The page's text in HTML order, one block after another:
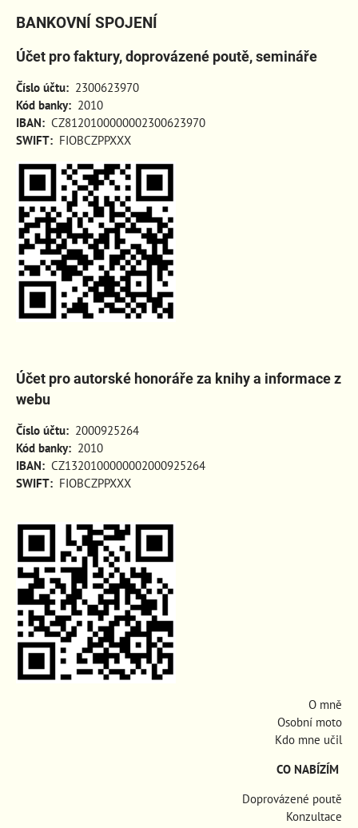
BANKOVNÍ SPOJENÍ
Účet pro faktury, doprovázené poutě, semináře
Číslo účtu: 2300623970
Kód banky: 2010
IBAN: CZ8120100000002300623970
SWIFT: FIOBCZPPXXX
Účet pro autorské honoráře za knihy a informace z
webu
Číslo účtu: 2000925264
Kód banky: 2010
IBAN: CZ1320100000002000925264
SWIFT: FIOBCZPPXXX
O mně
Osobní moto
Kdo mne učil
CO NABÍZÍM
Doprovázené poutě
Konzultace